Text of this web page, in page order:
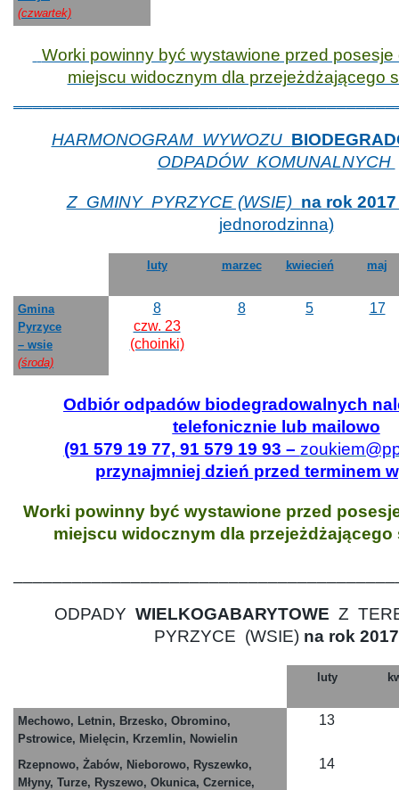
(czwartek)
Worki powinny być wystawione przed posesje
miejscu widocznym dla przejeżdżającego
HARMONOGRAM WYWOZU
ODPADÓW KOMUNALNYCH
Z GMINY PYRZYCE (WSIE) na rok
jednorodzinna)
luty marzec kwiecień maj
Gmina
Pyrzyce
– wsie
(środa)
8
czw. 23
(choinki)
8 5 17
Odbiór odpadów biodegradowalnych
telefonicznie lub mailowo
(91 579 19 77, 91 579 19 93 –
przynajmniej dzień przed terminem
Worki powinny być wystawione przed
miejscu widocznym dla przejeżdżającego
ODPADY WIELKOGABARYTOWE Z
PYRZYCE (WSIE) na rok 2017
luty
Mechowo, Letnin, Brzesko, Obromino,
Pstrowice, Mielęcin, Krzemlin, Nowielin
13
Rzepnowo, Żabów, Nieborowo, Ryszewko,
Młyny, Turze, Ryszewo, Okunica, Czernice,
14